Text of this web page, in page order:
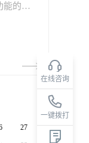
‍随着智能化办公的兴起，财税软件通过功能的集成，智能化处理等优势成为财税人员的常用工具。同时随着技术的成熟，智能财税软件的应用领域越来越广泛，大大提升了财税业务的效率。
27
在线咨询
一键拨打